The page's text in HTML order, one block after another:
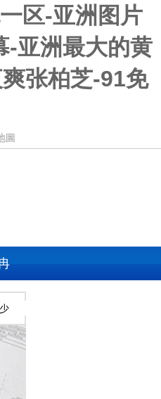
区-亚洲图片
-亚洲最大的黄
张柏芝-91免
圖